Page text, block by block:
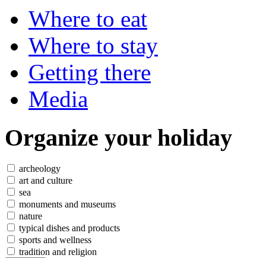
Where to eat
Where to stay
Getting there
Media
Organize your holiday
archeology
art and culture
sea
monuments and museums
nature
typical dishes and products
sports and wellness
tradition and religion